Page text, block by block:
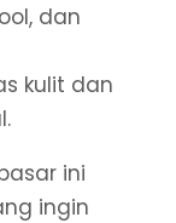
dan
kulit dan
ini
ingin